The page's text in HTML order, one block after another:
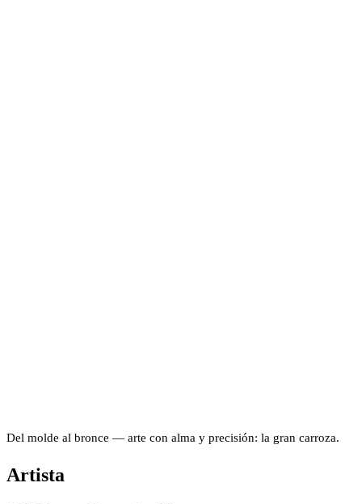
Del molde al bronce — arte con alma y precisión: la gran carroza.
Artista